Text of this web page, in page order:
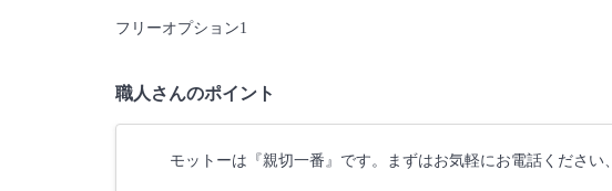
フリーオプション1
職人さんのポイント
モットーは『親切一番』です。まずはお気軽にお電話ください